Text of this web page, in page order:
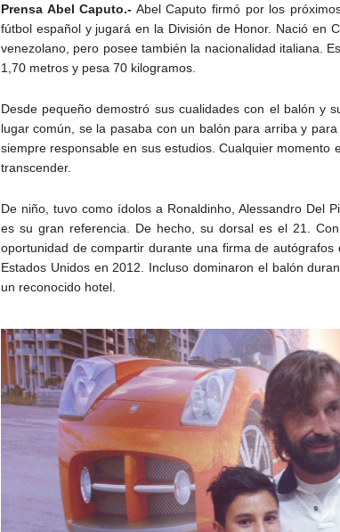
Prensa Abel Caputo.- Abel Caputo firmó por los
fútbol español y jugará en la División de Honor. Nació en
venezolano, pero posee también la nacionalidad italiana.
1,70 metros y pesa 70 kilogramos.
Desde pequeño demostró sus cualidades con el balón y
lugar común, se la pasaba con un balón para arriba y
siempre responsable en sus estudios. Cualquier momento
transcender.
De niño, tuvo como ídolos a Ronaldinho, Alessandro Del
es su gran referencia. De hecho, su dorsal es el 21.
oportunidad de compartir durante una firma de
Estados Unidos en 2012. Incluso dominaron el balón
un reconocido hotel.